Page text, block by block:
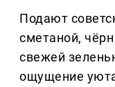
Подают
сметаной,
свежей
ощущение